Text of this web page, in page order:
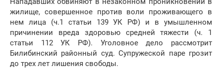
жилище, совершенное против воли проживающего в
нем лица (ч.1 статьи 139 УК РФ) и в умышленном
причинении вреда здоровью средней тяжести (ч. 1
статьи 112 УК РФ). Уголовное дело рассмотрит
Билибинский районный суд. Супружеской паре грозит
до трех лет лишения свободы.